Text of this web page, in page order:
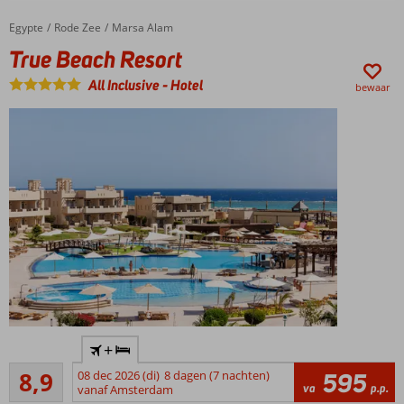
Spa
Home
Egypte Rode Zee Marsa Alam
True Beach Resort
True Beach Resort
All Inclusive-Hotel bewaar
Prachtige
zwembaden
Direct aan
het
8,9
Aanrader
31
beoordelingen
+
08 dec 2026 (di) 8 dagen (7 nachten)
vanaf Amsterdam
va 595 p.p.